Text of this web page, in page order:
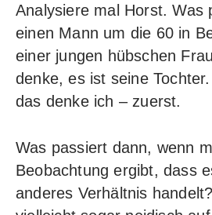
Analysiere mal Horst. Was
einen Mann um die 60 in
einer jungen hübschen
denke, es ist seine
das denke ich – zuerst.
Was passiert dann, wenn
Beobachtung ergibt, dass
anderes Verhältnis